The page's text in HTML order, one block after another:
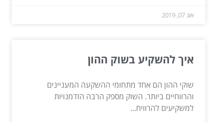
אוג 07, 2019
איך להשקיע בשוק ההון
שוקי ההון הם אחד מתחומי ההשקעה המעניינים
והרווחיים ביותר. השוק מספק הרבה הזדמנויות
למשקיעים להרוויח...